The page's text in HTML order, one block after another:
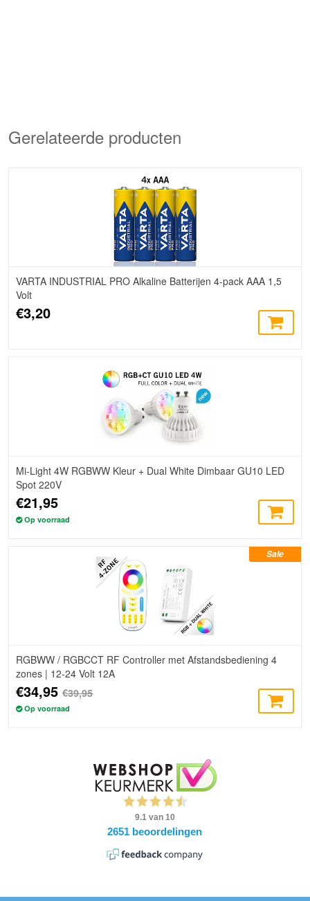
Gerelateerde producten
VARTA INDUSTRIAL PRO Alkaline Batterijen 4-pack AAA 1,5
Volt
€3,20
Mi-Light 4W RGBWW Kleur + Dual White Dimbaar GU10 LED
Spot 220V
€21,95
Op voorraad
Sale
RGBWW / RGBCCT RF Controller met Afstandsbediening 4
zones | 12-24 Volt 12A
€34,95€39,95
Op voorraad